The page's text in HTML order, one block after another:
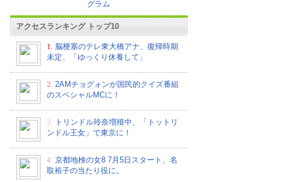
アクセスランキング トップ10
1.
脳梗塞のテレ東大橋アナ、復帰時期
未定、「ゆっくり休養して」
2. 2AMチョグォンが国民的クイズ番組
のスペシャルMCに！
3.
トリンドル玲奈増殖中、「トットリ
ンドル王女」で東京に！
4. 京都地検の女8 7月5日スタート、名
取裕子の当たり役に。